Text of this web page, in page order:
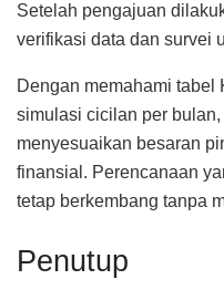
Setelah pengajuan
verifikasi data dan survei
Dengan memahami tabel
simulasi cicilan per
menyesuaikan besaran
finansial. Perencanaan
tetap berkembang tanpa
Penutup